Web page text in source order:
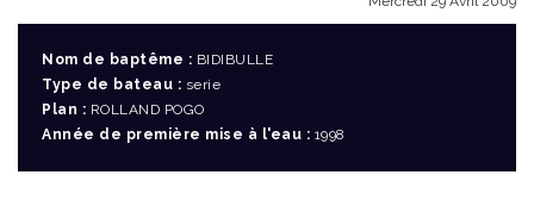
Nom de baptême : BIDIBULLE
Type de bateau : serie
Plan : ROLLAND POGO
Année de première mise à l'eau : 1998